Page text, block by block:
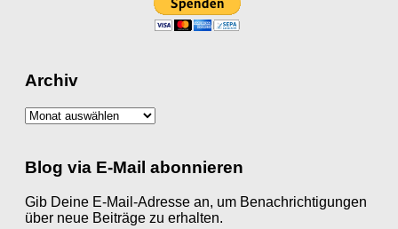
Archiv
Archiv
Blog via E-Mail abonnieren
Gib Deine E-Mail-Adresse an, um Benachrichtigungen
über neue Beiträge zu erhalten.